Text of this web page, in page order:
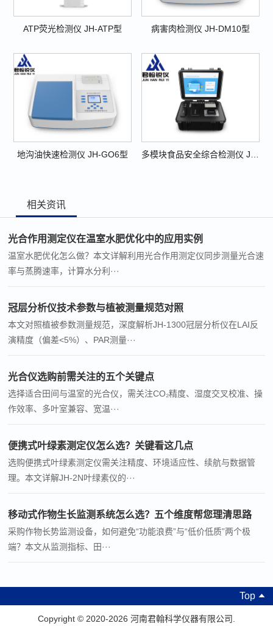
ATP荧光检测仪 JH-ATP型 病害肉检测仪 JH-DM10型
地沟油快速检测仪 JH-GO6型
相关资讯
光合作用测定仪在温室水肥优化中的应用实例
温室水肥优化怎么做？本文详解利用光合作用测定仪同步测量光合速
率与蒸腾速率，计算水分利···
冠层分析仪技术参数与植被测量规范对照
本文对照植被参数测量规范，深度解析JH-1300冠层分析仪在LAI反
演精度（偏差<5%）、PAR测量···
光合仪选购前需关注的五个关键点
选择适合田间与温室的光合仪，需关注CO₂精度、湿度交叉校准、操
作效率、多叶室兼容、宽温···
便携式叶绿素测定仪怎么选？关键看这几点
选购便携式叶绿素测定仪需关注精度、环境适应性、续航与数据管
理。本文详解JH-2N叶绿素仪的···
移动式作物生长监测系统怎么选？五个维度帮您理清思路
采购作物长势监测设备，如何避免“功能浪费”与“低价低质”两个极
端？本文从监测指标、田···
Top
Copyright © 2020-2026 河南君翰科学仪器有限公司.